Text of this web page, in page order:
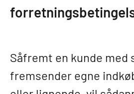
Såfremt en kunde med
fremsender egne